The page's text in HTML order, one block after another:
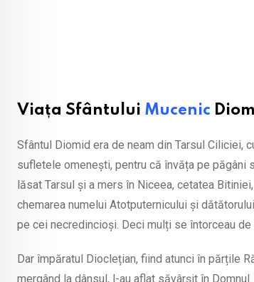
Viața Sfântului Mucenic
Sfântul Diomid era de neam din Tarsul Ciliciei,
sufletele omenești, pentru că învăța pe păgâni
lăsat Tarsul și a mers în Niceea, cetatea
chemarea numelui Atotputernicului și
pe cei necredincioși. Deci mulți se întorceau
Dar împăratul Dioclețian, fiind atunci în părțile
mergând la dânsul, l-au aflat săvârșit în